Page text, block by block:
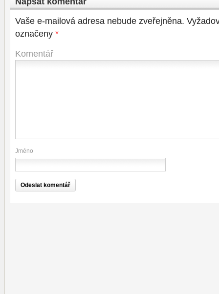
Vaše e-mailová adresa nebude zveřejněna.
označeny *
Komentář
Jméno